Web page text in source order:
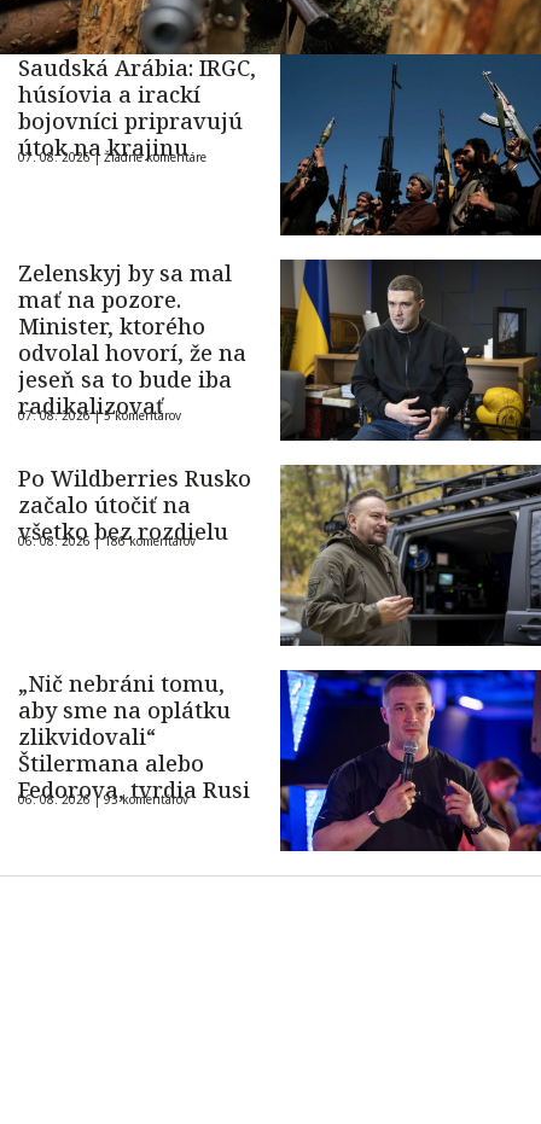
Saudská Arábia: IRGC,
húsíovia a irackí
bojovníci pripravujú
útok na krajinu
07. 08. 2026 |Žiadne komentáre
Zelenskyj by sa mal
mať na pozore.
Minister, ktorého
odvolal hovorí, že na
jeseň sa to bude iba
radikalizovať
07. 08. 2026 |5 komentárov
Po Wildberries Rusko
začalo útočiť na
všetko bez rozdielu
06. 08. 2026 |186 komentárov
„Nič nebráni tomu,
aby sme na oplátku
zlikvidovali“
Štilermana alebo
Fedorova, tvrdia Rusi
06. 08. 2026 |93 komentárov